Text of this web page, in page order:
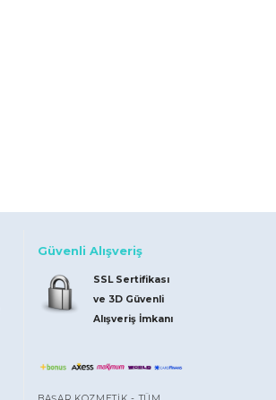
Güvenli Alışveriş
SSL Sertifikası
ve 3D Güvenli
Alışveriş İmkanı